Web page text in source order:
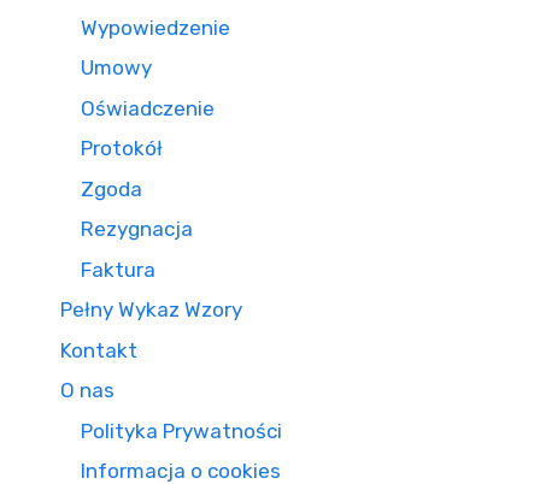
Wypowiedzenie
Umowy
Oświadczenie
Protokół
Zgoda
Rezygnacja
Faktura
Pełny Wykaz Wzory
Kontakt
O nas
Polityka Prywatności
Informacja o cookies